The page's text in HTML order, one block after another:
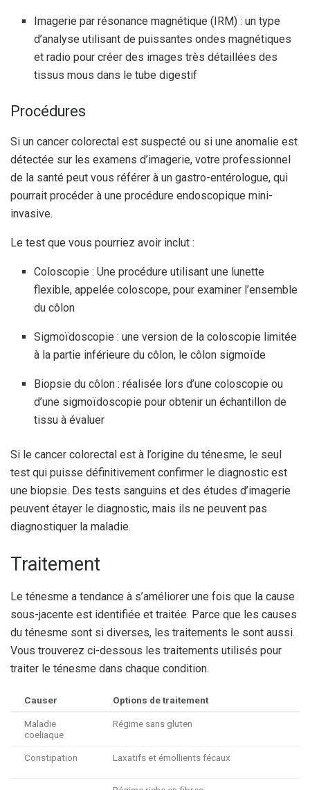
Imagerie par résonance magnétique (IRM) : un type
d’analyse utilisant de puissantes ondes magnétiques
et radio pour créer des images très détaillées des
tissus mous dans le tube digestif
Procédures
Si un cancer colorectal est suspecté ou si une anomalie est
détectée sur les examens d’imagerie, votre professionnel
de la santé peut vous référer à un gastro-entérologue, qui
pourrait procéder à une procédure endoscopique mini-
invasive.
Le test que vous pourriez avoir inclut :
Coloscopie : Une procédure utilisant une lunette
flexible, appelée coloscope, pour examiner l’ensemble
du côlon
Sigmoïdoscopie : une version de la coloscopie limitée
à la partie inférieure du côlon, le côlon sigmoïde
Biopsie du côlon : réalisée lors d’une coloscopie ou
d’une sigmoïdoscopie pour obtenir un échantillon de
tissu à évaluer
Si le cancer colorectal est à l’origine du ténesme, le seul
test qui puisse définitivement confirmer le diagnostic est
une biopsie. Des tests sanguins et des études d’imagerie
peuvent étayer le diagnostic, mais ils ne peuvent pas
diagnostiquer la maladie.
Traitement
Le ténesme a tendance à s’améliorer une fois que la cause
sous-jacente est identifiée et traitée. Parce que les causes
du ténesme sont si diverses, les traitements le sont aussi.
Vous trouverez ci-dessous les traitements utilisés pour
traiter le ténesme dans chaque condition.
Causer Options de traitement
Maladie
coeliaque
Régime sans gluten
Constipation Laxatifs et émollients fécaux